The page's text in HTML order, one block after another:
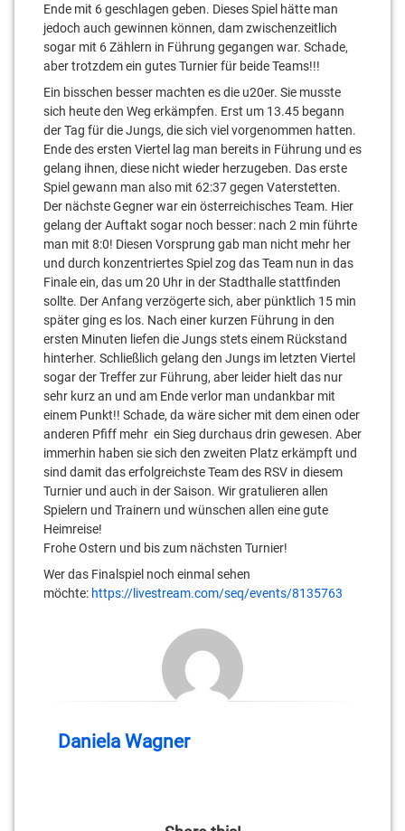
Ende mit 6 geschlagen geben. Dieses Spiel hätte man
jedoch auch gewinnen können, dam zwischenzeitlich
sogar mit 6 Zählern in Führung gegangen war. Schade,
aber trotzdem ein gutes Turnier für beide Teams!!!
Ein bisschen besser machten es die u20er. Sie musste
sich heute den Weg erkämpfen. Erst um 13.45 begann
der Tag für die Jungs, die sich viel vorgenommen hatten.
Ende des ersten Viertel lag man bereits in Führung und es
gelang ihnen, diese nicht wieder herzugeben. Das erste
Spiel gewann man also mit 62:37 gegen Vaterstetten.
Der nächste Gegner war ein österreichisches Team. Hier
gelang der Auftakt sogar noch besser: nach 2 min führte
man mit 8:0! Diesen Vorsprung gab man nicht mehr her
und durch konzentriertes Spiel zog das Team nun in das
Finale ein, das um 20 Uhr in der Stadthalle stattfinden
sollte. Der Anfang verzögerte sich, aber pünktlich 15 min
später ging es los. Nach einer kurzen Führung in den
ersten Minuten liefen die Jungs stets einem Rückstand
hinterher. Schließlich gelang den Jungs im letzten Viertel
sogar der Treffer zur Führung, aber leider hielt das nur
sehr kurz an und am Ende verlor man undankbar mit
einem Punkt!! Schade, da wäre sicher mit dem einen oder
anderen Pfiff mehr ein Sieg durchaus drin gewesen. Aber
immerhin haben sie sich den zweiten Platz erkämpft und
sind damit das erfolgreichste Team des RSV in diesem
Turnier und auch in der Saison. Wir gratulieren allen
Spielern und Trainern und wünschen allen eine gute
Heimreise!
Frohe Ostern und bis zum nächsten Turnier!
Wer das Finalspiel noch einmal sehen
möchte: https://livestream.com/seq/events/8135763
Daniela Wagner